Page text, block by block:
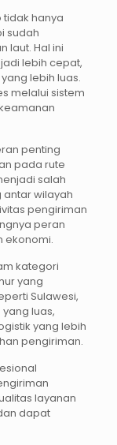
tidak hanya
sudah
laut. Hal ini
lebih cepat,
lebih luas.
melalui sistem
penting
pada rute
salah
wilayah
pengiriman
peran
ekonomi.
kategori
yang
Sulawesi,
luas,
yang lebih
pengiriman.
layanan
dapat